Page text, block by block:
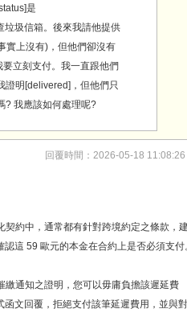
是
垃圾信箱。後來我請他提供
實上沒有)，但他們卻沒有
立刻支付。我一直跟他們
證明[delivered]，但他們只
? 我應該如何處理呢?
回覆時間：2026-05-18 11:08:26
契約中，通常都有針對跨境約定之條款，
這 59 歐元的本金在合約上是否必須支付
繳通知之證明，您可以毋庸負擔該遲延費
函文回覆，拒絕支付該筆延遲費用，並與